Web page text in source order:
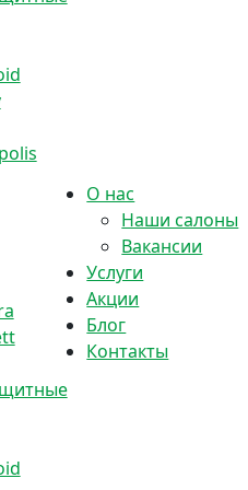
О нас
Наши салоны
Вакансии
Услуги
Акции
Блог
Контакты